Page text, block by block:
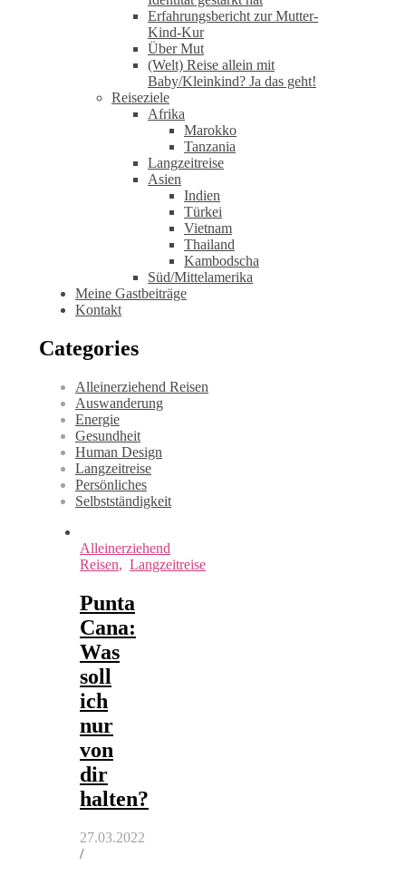
Erfahrungsbericht zur Mutter-
Kind-Kur
Über Mut
(Welt) Reise allein mit
Baby/Kleinkind? Ja das geht!
Reiseziele
Afrika
Marokko
Tanzania
Langzeitreise
Asien
Indien
Türkei
Vietnam
Thailand
Kambodscha
Süd/Mittelamerika
Meine Gastbeiträge
Kontakt
Categories
Alleinerziehend Reisen
Auswanderung
Energie
Gesundheit
Human Design
Langzeitreise
Persönliches
Selbstständigkeit
Alleinerziehend
Reisen, Langzeitreise
Punta
Cana:
Was
soll
ich
nur
von
dir
halten?
27.03.2022
/